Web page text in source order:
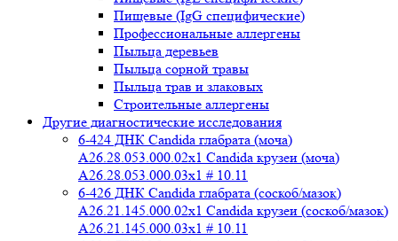
Пищевые (IgG специфические)
Профессиональные аллергены
Пыльца деревьев
Пыльца сорной травы
Пыльца трав и злаковых
Строительные аллергены
Другие диагностические исследования
6-424 ДНК Candida глабрата (моча)
A26.28.053.000.02x1 Candida крузеи (моча)
A26.28.053.000.03x1 # 10.11
6-426 ДНК Candida глабрата (соскоб/мазок)
A26.21.145.000.02x1 Candida крузеи (соскоб/мазок)
A26.21.145.000.03x1 # 10.11